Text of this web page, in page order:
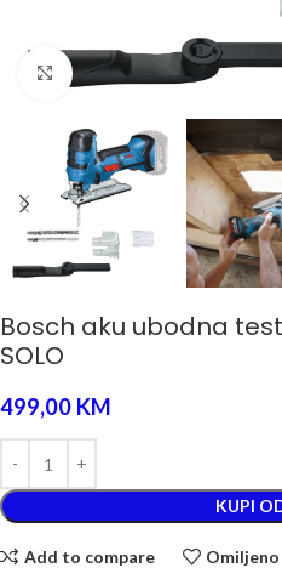
Click to enlarge
Bosch aku ubodna
SOLO
499,00 KM
KUPI
Add to compare Omiljeno